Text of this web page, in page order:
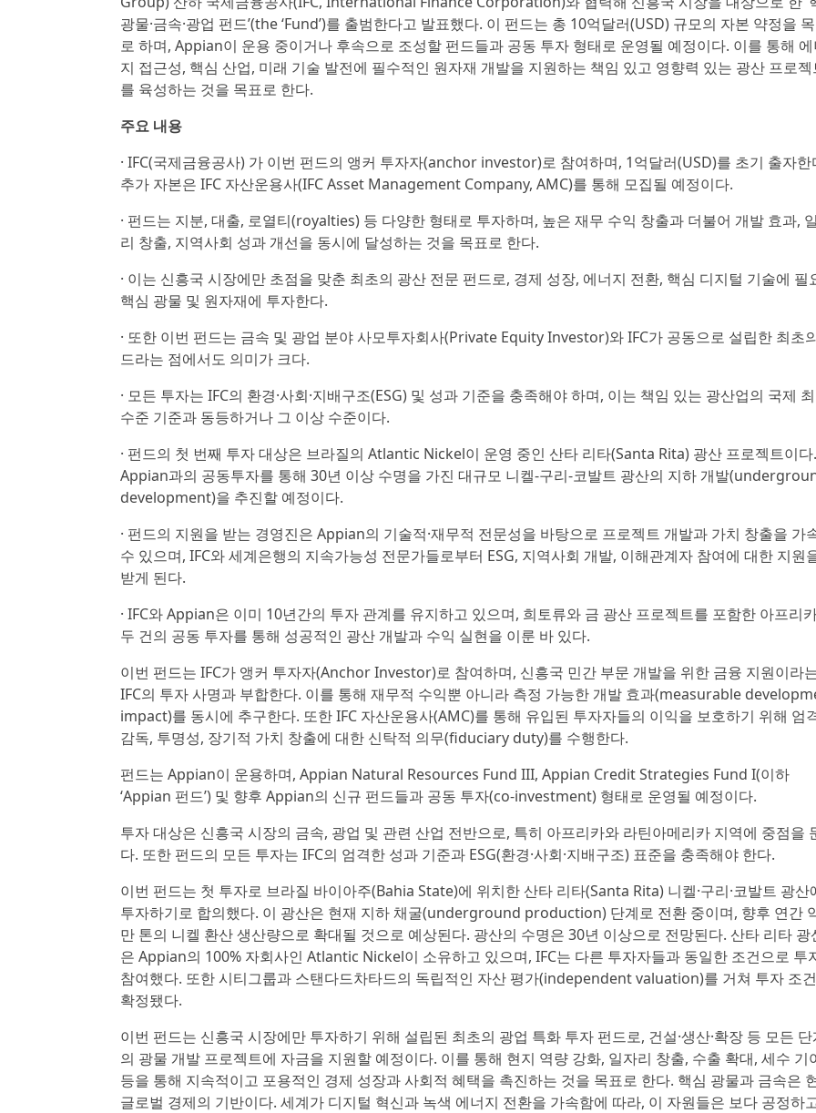
광물·금속·광업 펀드’(the ‘Fund’)를 출범한다고 발표했다. 이 펀드는 총 10억달러(USD) 규모의 자본 약정을
로 하며, Appian이 운용 중이거나 후속으로 조성할 펀드들과 공동 투자 형태로 운영될 예정이다. 이를 통해 에
지 접근성, 핵심 산업, 미래 기술 발전에 필수적인 원자재 개발을 지원하는 책임 있고 영향력 있는 광산 프로젝
를 육성하는 것을 목표로 한다.
주요 내용
· IFC(국제금융공사) 가 이번 펀드의 앵커 투자자(anchor investor)로 참여하며, 1억달러(USD)를 초기 출자한
추가 자본은 IFC 자산운용사(IFC Asset Management Company, AMC)를 통해 모집될 예정이다.
· 펀드는 지분, 대출, 로열티(royalties) 등 다양한 형태로 투자하며, 높은 재무 수익 창출과 더불어 개발 효과,
리 창출, 지역사회 성과 개선을 동시에 달성하는 것을 목표로 한다.
· 이는 신흥국 시장에만 초점을 맞춘 최초의 광산 전문 펀드로, 경제 성장, 에너지 전환, 핵심 디지털 기술에 필
핵심 광물 및 원자재에 투자한다.
· 또한 이번 펀드는 금속 및 광업 분야 사모투자회사(Private Equity Investor)와 IFC가 공동으로 설립한 최초
드라는 점에서도 의미가 크다.
· 모든 투자는 IFC의 환경·사회·지배구조(ESG) 및 성과 기준을 충족해야 하며, 이는 책임 있는 광산업의 국제
수준 기준과 동등하거나 그 이상 수준이다.
· 펀드의 첫 번째 투자 대상은 브라질의 Atlantic Nickel이 운영 중인 산타 리타(Santa Rita) 광산 프로젝트이다.
Appian과의 공동투자를 통해 30년 이상 수명을 가진 대규모 니켈-구리-코발트 광산의 지하 개발
development)을 추진할 예정이다.
· 펀드의 지원을 받는 경영진은 Appian의 기술적·재무적 전문성을 바탕으로 프로젝트 개발과 가치 창출을 가
수 있으며, IFC와 세계은행의 지속가능성 전문가들로부터 ESG, 지역사회 개발, 이해관계자 참여에 대한 지원
받게 된다.
· IFC와 Appian은 이미 10년간의 투자 관계를 유지하고 있으며, 희토류와 금 광산 프로젝트를 포함한 아프리
두 건의 공동 투자를 통해 성공적인 광산 개발과 수익 실현을 이룬 바 있다.
이번 펀드는 IFC가 앵커 투자자(Anchor Investor)로 참여하며, 신흥국 민간 부문 개발을 위한 금융 지원이라
IFC의 투자 사명과 부합한다. 이를 통해 재무적 수익뿐 아니라 측정 가능한 개발 효과(measurable
impact)를 동시에 추구한다. 또한 IFC 자산운용사(AMC)를 통해 유입된 투자자들의 이익을 보호하기 위해 엄
감독, 투명성, 장기적 가치 창출에 대한 신탁적 의무(fiduciary duty)를 수행한다.
펀드는 Appian이 운용하며, Appian Natural Resources Fund III, Appian Credit Strategies Fund I(이하
‘Appian 펀드’) 및 향후 Appian의 신규 펀드들과 공동 투자(co-investment) 형태로 운영될 예정이다.
투자 대상은 신흥국 시장의 금속, 광업 및 관련 산업 전반으로, 특히 아프리카와 라틴아메리카 지역에 중점을
다. 또한 펀드의 모든 투자는 IFC의 엄격한 성과 기준과 ESG(환경·사회·지배구조) 표준을 충족해야 한다.
이번 펀드는 첫 투자로 브라질 바이아주(Bahia State)에 위치한 산타 리타(Santa Rita) 니켈·구리·코발트 광산
투자하기로 합의했다. 이 광산은 현재 지하 채굴(underground production) 단계로 전환 중이며, 향후 연간
만 톤의 니켈 환산 생산량으로 확대될 것으로 예상된다. 광산의 수명은 30년 이상으로 전망된다. 산타 리타 광
은 Appian의 100% 자회사인 Atlantic Nickel이 소유하고 있으며, IFC는 다른 투자자들과 동일한 조건으로 투
참여했다. 또한 시티그룹과 스탠다드차타드의 독립적인 자산 평가(independent valuation)를 거쳐 투자 조
확정됐다.
이번 펀드는 신흥국 시장에만 투자하기 위해 설립된 최초의 광업 특화 투자 펀드로, 건설·생산·확장 등 모든 단
의 광물 개발 프로젝트에 자금을 지원할 예정이다. 이를 통해 현지 역량 강화, 일자리 창출, 수출 확대, 세수 기
등을 통해 지속적이고 포용적인 경제 성장과 사회적 혜택을 촉진하는 것을 목표로 한다. 핵심 광물과 금속은
글로벌 경제의 기반이다. 세계가 디지털 혁신과 녹색 에너지 전환을 가속함에 따라, 이 자원들은 보다 공정하